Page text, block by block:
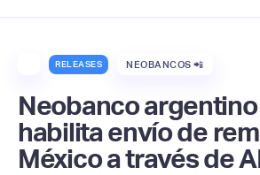
RELEASES NEOBANCOS 📲
Neobanco argentino
habilita envío de
México a través de